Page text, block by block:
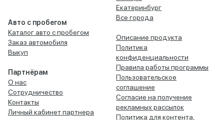
Авто с пробегом
Каталог авто с пробегом
Заказ автомобиля
Выкуп
Партнёрам
О нас
Сотрудничество
Контакты
Личный кабинет партнера
Екатеринбург
Все города
Описание продукта
Политика
конфиденциальности
Правила работы программы
Пользовательское
соглашение
Согласие на получение
рекламных рассылок
Политика для контента,